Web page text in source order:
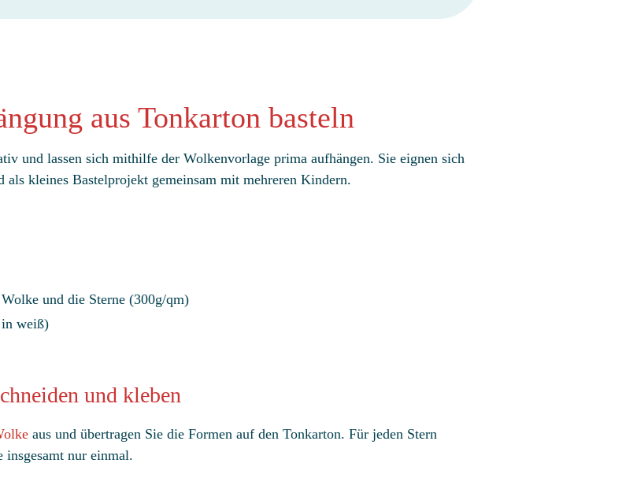
aus Tonkarton basteln
und lassen sich mithilfe der Wolkenvorlage prima aufhängen. Sie eignen sich
kleines Bastelprojekt gemeinsam mit mehreren Kindern.
und die Sterne (300g/qm)
in weiß)
und kleben
aus und übertragen Sie die Formen auf den Tonkarton. Für jeden Stern
nur einmal.